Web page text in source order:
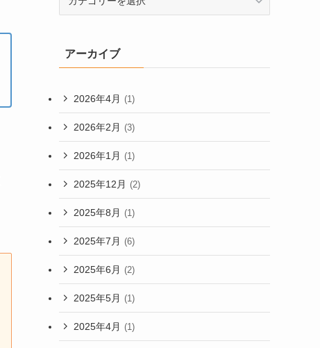
ーアーカイブ
2026年4月 (1)
2026年2月 (3)
2026年1月 (1)
2025年12月 (2)
2025年8月 (1)
2025年7月 (6)
2025年6月 (2)
2025年5月 (1)
2025年4月 (1)